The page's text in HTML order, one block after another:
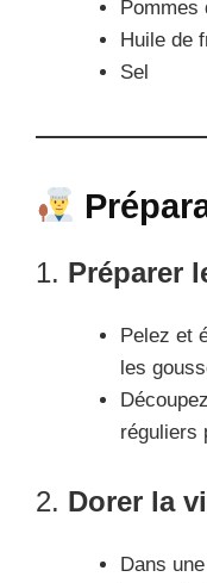
Huile de
Sel
1. Préparer
Pelez et
les
réguliers
2. Dorer la
Dans